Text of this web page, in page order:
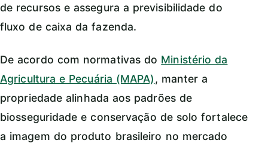
de recursos e assegura a previsibilidade do
fluxo de caixa da fazenda.
De acordo com normativas do Ministério da
Agricultura e Pecuária (MAPA), manter a
propriedade alinhada aos padrões de
biosseguridade e conservação de solo fortalece
a imagem do produto brasileiro no mercado